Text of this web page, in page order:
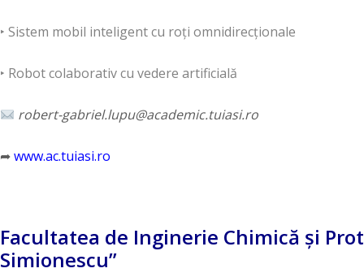
‣ Sistem mobil inteligent cu roți omnidirecționale
‣ Robot colaborativ cu vedere artificială
robert-gabriel.lupu@academic.tuiasi.ro
➦www.ac.tuiasi.ro
Facultatea de Inginerie Chimică și
Simionescu”